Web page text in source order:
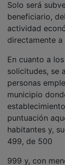
beneficiario,
actividad
directamente
solicitudes, se
personas
municipio
puntuación
habitantes y,
499, de 500